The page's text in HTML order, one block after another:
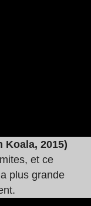
Koala, 2015)
et ce
plus grande